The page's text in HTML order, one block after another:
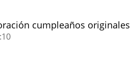
cumpleaños originales